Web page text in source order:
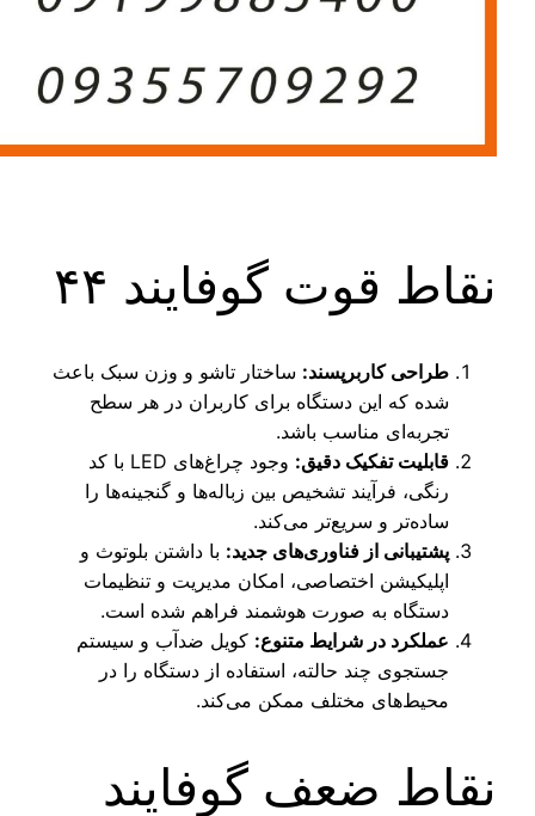
نقاط قوت گوفایند ۴۴
طراحی کاربرپسند:ساختار تاشو و وزن سبک باعث
شده که این دستگاه برای کاربران در هر سطح
تجربه‌ای مناسب باشد.
قابلیت تفکیک دقیق:
وجود چراغ‌های LED با کد
رنگی، فرآیند تشخیص بین زباله‌ها و گنجینه‌ها را
ساده‌تر و سریع‌تر می‌کند.
پشتیبانی از فناوری‌های جدید:با داشتن بلوتوث و
اپلیکیشن اختصاصی، امکان مدیریت و تنظیمات
دستگاه به صورت هوشمند فراهم شده است.
عملکرد در شرایط متنوع:کویل ضدآب و سیستم
جستجوی چند حالته، استفاده از دستگاه را در
محیط‌های مختلف ممکن می‌کند.
نقاط ضعف گوفایند